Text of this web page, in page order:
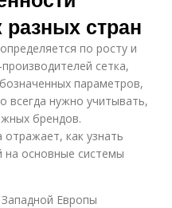
стран
по росту и
сетка,
параметров,
всегда нужно учитывать,
брендов.
как узнать
на основные системы
Европы